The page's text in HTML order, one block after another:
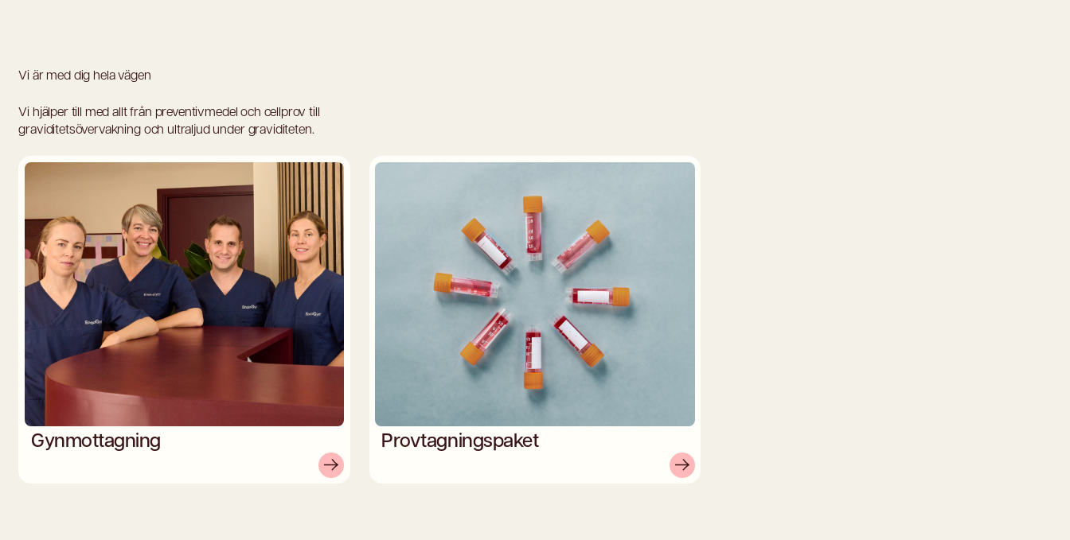
Vi är med dig hela vägen
Vi hjälper till med allt från preventivmedel och cellprov till
graviditetsövervakning och ultraljud under graviditeten.
Gynmottagning Provtagningspaket